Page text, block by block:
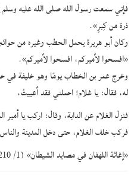
فإني سمعت رسول الله صلى الله عليه
ذرة من كِبرٍ».
وكان أبو هريرة يحمل الحطب وغيره من
«افسحوا لأميركم، افسحوا لأميركم».
وخرج عمر بن الخطاب يومًا وهو خليفة في
له، فقال: يا غلام! احملني فقد أعييتُ،
فنزل الغلام عن الدابة، وقال: اركب يا
فركب خلف الغلام، حتى دخل المدينة
«إغاثة اللهفان في مصايد الشيطان» (1/ 210 ط عطاءات العلم).